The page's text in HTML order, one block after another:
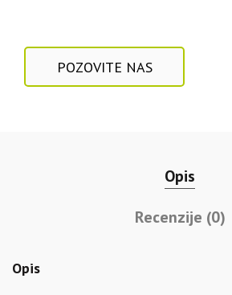
POZOVITE NAS
Opis
Recenzije (0)
Opis